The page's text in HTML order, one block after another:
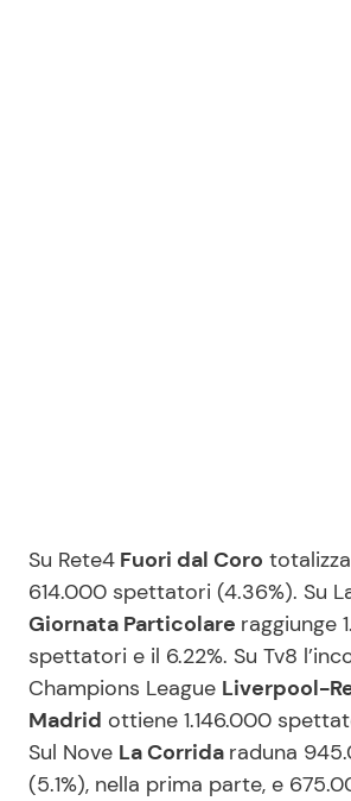
Su Rete4 Fuori dal Coro
614.000 spettatori (4.36%). Su
Giornata Particolare raggiunge
spettatori e il 6.22%. Su Tv8
Champions League Liverpool-
Madrid ottiene 1.146.000
Sul Nove La Corrida raduna
(5.1%), nella prima parte, e